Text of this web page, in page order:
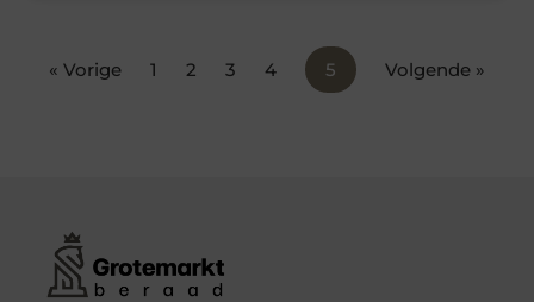
« Vorige 1 2 3 4 5 Volgende »